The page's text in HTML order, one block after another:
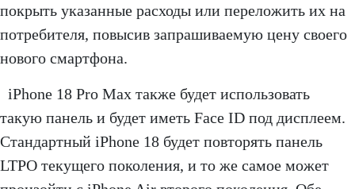
покрыть указанные расходы или переложить их на
потребителя, повысив запрашиваемую цену своего
нового смартфона.
iPhone 18 Pro Max также будет использовать
такую панель и будет иметь Face ID под дисплеем.
Стандартный iPhone 18 будет повторять панель
LTPO текущего поколения, и то же самое может